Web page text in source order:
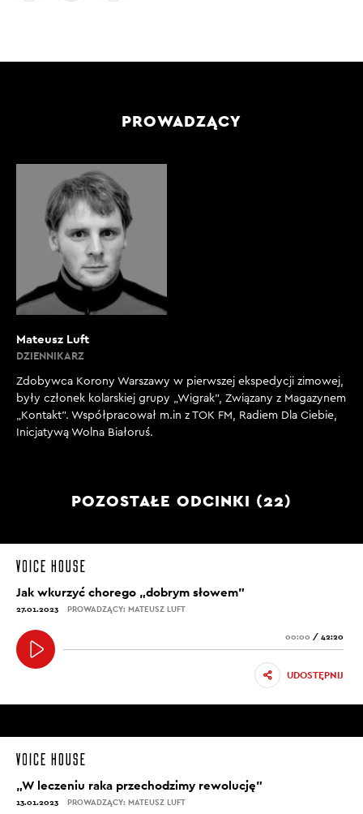
PROWADZĄCY
Mateusz Luft
DZIENNIKARZ
Zdobywca Korony Warszawy w pierwszej ekspedycji zimowej,
były członek kolarskiej grupy „Wigrak”, Związany z Magazynem
„Kontakt”. Współpracował m.in z TOK FM, Radiem Dla Ciebie,
Inicjatywą Wolna Białoruś.
POZOSTAŁE ODCINKI (22)
Jak wkurzyć chorego „dobrym słowem”
27.01.2023 PROWADZĄCY: MATEUSZ LUFT
00:00 / 42:20
UDOSTĘPNIJ
„W leczeniu raka przechodzimy rewolucję”
13.01.2023 PROWADZĄCY: MATEUSZ LUFT